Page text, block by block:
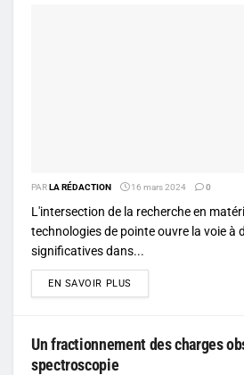
PARLA RÉDACTION 16 mars 2024 0
L'intersection de la recherche en
technologies de pointe ouvre la voie à
significatives dans...
EN SAVOIR PLUS
Un fractionnement des charges
spectroscopie